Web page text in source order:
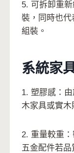
5. 可拆卸重
裝，同時也
組裝。
系統家
1. 塑膠感：
木家具或實木
2. 重量較重
五金配件若品